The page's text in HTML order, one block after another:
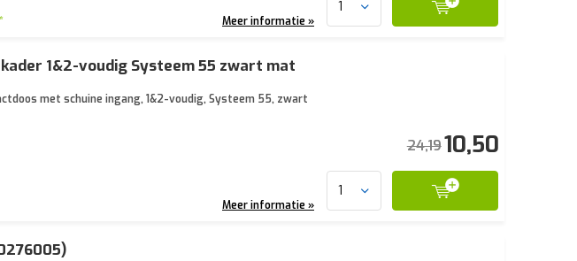
Meer informatie »
1&2-voudig Systeem 55 zwart mat
met schuine ingang, 1&2-voudig, Systeem 55, zwart
24,1910,50
Meer informatie »